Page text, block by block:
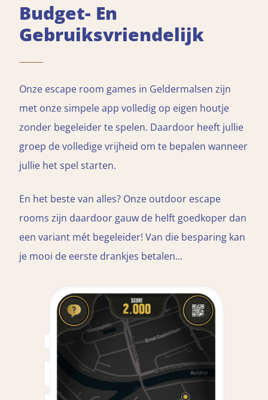
Budget- En
Gebruiksvriendelijk
Onze escape room games in Geldermalsen zijn
met onze simpele app volledig op eigen houtje
zonder begeleider te spelen. Daardoor heeft jullie
groep de volledige vrijheid om te bepalen wanneer
jullie het spel starten.
En het beste van alles? Onze outdoor escape
rooms zijn daardoor gauw de helft goedkoper dan
een variant mét begeleider! Van die besparing kan
je mooi de eerste drankjes betalen...